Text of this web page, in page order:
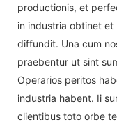
productionis, et
in industria obtinet
diffundit. Una cum
praebentur ut sint
Operarios peritos
industria habent. Ii
clientibus toto orbe